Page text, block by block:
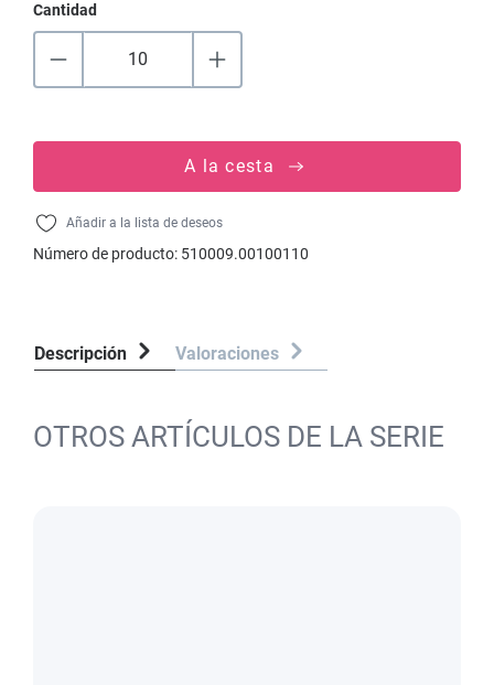
Cantidad
A la cesta
Añadir a la lista de deseos
Número de producto: 510009.00100110
Descripción Valoraciones
OTROS ARTÍCULOS DE LA SERIE